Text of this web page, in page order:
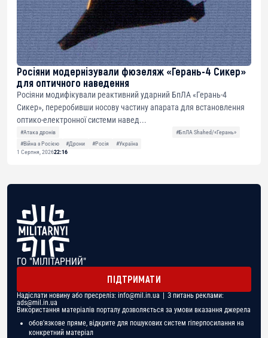
Росіяни модернізували фюзеляж «Герань-4 Сикер»
для оптичного наведення
Росіяни модифікували реактивний ударний БпЛА «Герань-4
Сикер», переробивши носову частину апарата для встановлення
оптико-електронної системи навед...
#Атака дронів
#БпЛА Shahed/«Герань»
#Війна з Росією
#Дрони #Росія
#Україна
1 Серпня, 202622:16
ГО "МІЛІТАРНИЙ"
ПІДТРИМАТИ
Надіслати новину або пресреліз: info@mil.in.ua | З питань реклами:
ads@mil.in.ua
Використання матеріалів порталу дозволяється за умови вказання джерела
обов'язкове пряме, відкрите для пошукових систем гіперпосилання на
конкретний матеріал